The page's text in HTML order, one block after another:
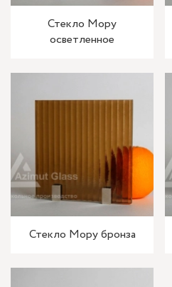
Стекло Мору
осветленное
Стекло Мору бронза